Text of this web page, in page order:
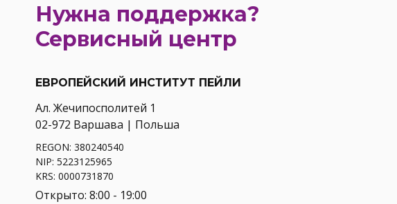
Нужна поддержка?
Сервисный центр
ЕВРОПЕЙСКИЙ ИНСТИТУТ ПЕЙЛИ
Ал. Жечипосполитей 1
02-972 Варшава | Польша
REGON: 380240540
NIP: 5223125965
KRS: 0000731870
Открыто: 8:00 - 19:00